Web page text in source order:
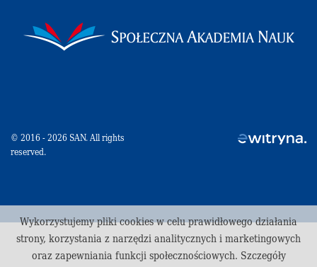
© 2016 - 2026 SAN. All rights
reserved.
Wykorzystujemy pliki cookies w celu prawidłowego działania
strony, korzystania z narzędzi analitycznych i marketingowych
oraz zapewniania funkcji społecznościowych. Szczegóły